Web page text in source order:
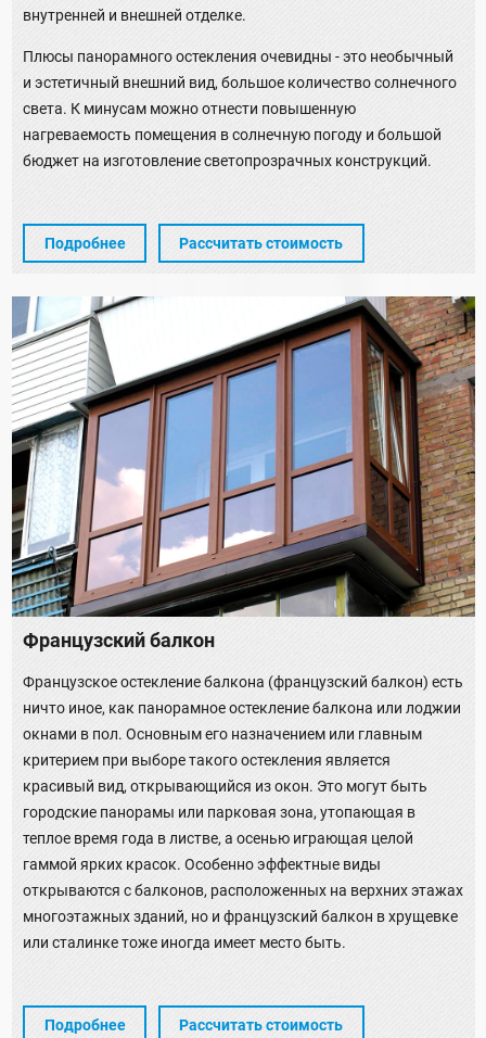
внутренней и внешней отделке.
Плюсы панорамного остекления очевидны - это необычный
и эстетичный внешний вид, большое количество солнечного
света. К минусам можно отнести повышенную
нагреваемость помещения в солнечную погоду и большой
бюджет на изготовление светопрозрачных конструкций.
Подробнее Рассчитать стоимость
Французский балкон
Французское остекление балкона (французский балкон) есть
ничто иное, как панорамное остекление балкона или лоджии
окнами в пол. Основным его назначением или главным
критерием при выборе такого остекления является
красивый вид, открывающийся из окон. Это могут быть
городские панорамы или парковая зона, утопающая в
теплое время года в листве, а осенью играющая целой
гаммой ярких красок. Особенно эффектные виды
открываются с балконов, расположенных на верхних этажах
многоэтажных зданий, но и французский балкон в хрущевке
или сталинке тоже иногда имеет место быть.
Подробнее Рассчитать стоимость